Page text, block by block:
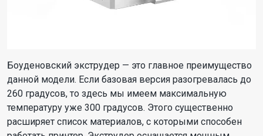
Боуденовский экструдер — это главное преимущество
данной модели. Если базовая версия разогревалась до
260 градусов, то здесь мы имеем максимальную
температуру уже 300 градусов. Этого существенно
расширяет список материалов, с которыми способен